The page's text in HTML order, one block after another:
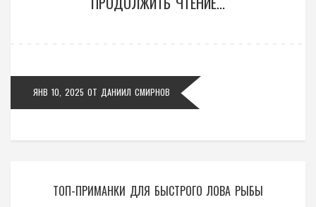
ЯНВ 10, 2025 ОТ ДАНИИЛ СМИРНОВ
ТОП-ПРИМАНКИ ДЛЯ БЫСТРОГО ЛОВА РЫБЫ